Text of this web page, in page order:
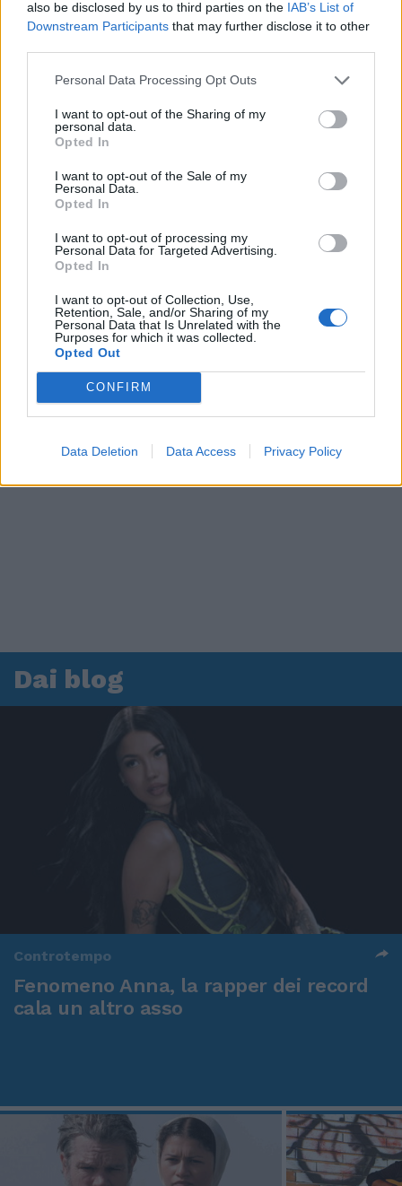
also be disclosed by us to third parties on the IAB’s List of
Downstream Participants that may further disclose it to other
Personal Data Processing Opt Outs
I want to opt-out of the Sharing of my
personal data.
Opted In
I want to opt-out of the Sale of my
Personal Data.
Opted In
I want to opt-out of processing my
Personal Data for Targeted Advertising.
Opted In
I want to opt-out of Collection, Use,
Retention, Sale, and/or Sharing of my
Personal Data that Is Unrelated with the
Purposes for which it was collected.
Opted Out
CONFIRM
Data Deletion Data Access Privacy Policy
Dai blog
Controtempo
Fenomeno Anna, la rapper dei record
cala un altro asso